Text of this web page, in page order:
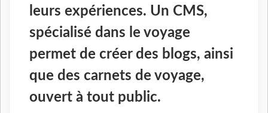
leurs expériences. Un CMS,
spécialisé dans le voyage
permet de créer des blogs, ainsi
que des carnets de voyage,
ouvert à tout public.